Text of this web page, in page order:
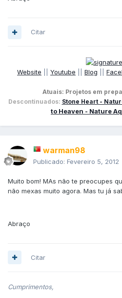
Citar
Website Youtube Blog
Atuais: Projetos em
Descontinuados: Stone Heart -
to Heaven - Nature
warman98
Publicado: Fevereiro 5, 2012
Muito bom! MAs não te preocupes
não mexas muito agora. Mas tu já
Abraço
Citar
Cumprimentos,